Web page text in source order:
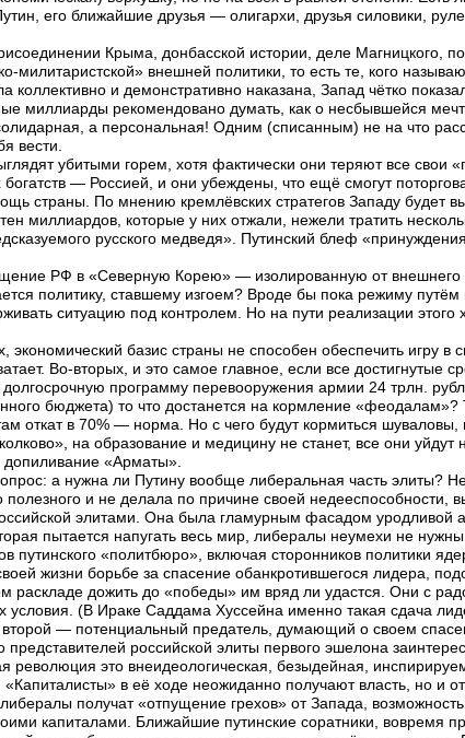
его ближайшие друзья — олигархи, друзья силовики,
Крыма, донбасской истории, деле Магницкого,
милитаристской» внешней политики, то есть те, кого
коллективно и демонстративно наказана, Запад чётко
миллиарды рекомендовано думать, как о несбывшейся
а персональная! Одним (списанным) не на что
вести.
убитыми горем, хотя фактически они теряют все свои
богатств — Россией, и они убеждены, что ещё смогут
страны. По мнению кремлёвских стратегов Западу будет
миллиардов, которые у них отжали, нежели тратить
русского медведя». Путинский блеф
РФ в «Северную Корею» — изолированную от
политику, ставшему изгоем? Вроде бы пока режиму путём
ситуацию под контролем. Но на пути реализации этого
экономический базис страны не способен обеспечить игру в
Во-вторых, и это самое главное, если все достигнутые
программу перевооружения армии 24 трлн.
бюджета) то что достанется на кормление
откат в 70% — норма. Но с чего будут кормиться
на образование и медицину не станет, все они
допиливание «Арматы».
а нужна ли Путину вообще либеральная часть элиты?
и не делала по причине своей
элитами. Она была гламурным фасадом уродливой
пытается напугать весь мир, либералы неумехи не
путинского «политбюро», включая сторонников политики
жизни борьбе за спасение обанкротившегося лидера,
раскладе дожить до «победы» им вряд ли удастся. Они с
(В Ираке Саддама Хуссейна именно такая сдача
второй — потенциальный предатель, думающий о своем
представителей российской элиты первого эшелона
революция это внеидеологическая, безыдейная,
в её ходе неожиданно получают власть, но и
получат «отпущение грехов» от Запада,
капиталами. Ближайшие путинские соратники, вовремя